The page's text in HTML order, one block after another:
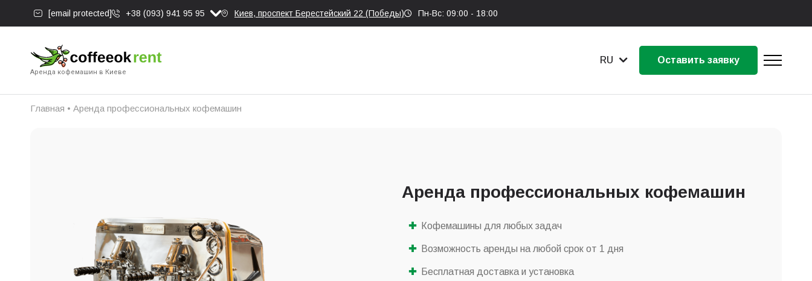
[email protected] +38 (093) 941 95 95 Киев, проспект Берестейский 22 (Победы) Пн-Вс: 09:00 - 18:00
Аренда кофемашин в Киеве
RU Оставить заявку
Главная • Аренда профессиональных кофемашин
Аренда профессиональных кофемашин
Кофемашины для любых задач
Возможность аренды на любой срок от 1 дня
Бесплатная доставка и установка